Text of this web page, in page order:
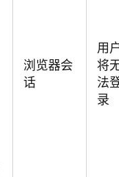
浏览器会
话
用
将
法
录